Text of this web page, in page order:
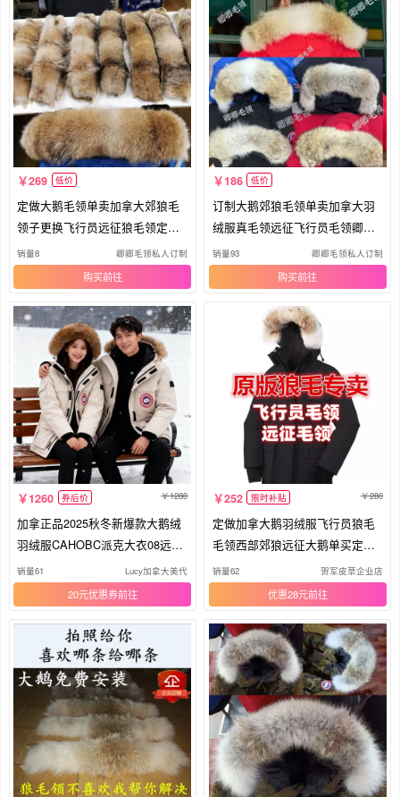
269 低价
定做大鹅毛领单卖加拿大郊狼毛
领子更换飞行员远征狼毛领定制
卿卿
销量8 卿卿毛领私人订制
购买
186 低价
订制大鹅郊狼毛领单卖加拿大羽
绒服真毛领远征飞行员毛领卿卿
毛领
销量93 卿卿毛领私人订制
购买
1260 券后价 1280
加拿正品2025秋冬新爆款大鹅绒
羽绒服CAHOBC派克大衣08远征
女中长
销量61 Lucy加拿大美代
20元优惠券
252 限时补贴 280
定做加拿大鹅羽绒服飞行员狼毛
毛领西部郊狼远征大鹅单买定制N
3B
销量62 贺军皮草企业店
优惠28元